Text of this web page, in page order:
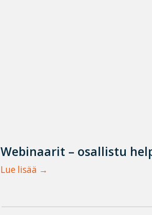
Webinaarit – osallistu
Lue lisää